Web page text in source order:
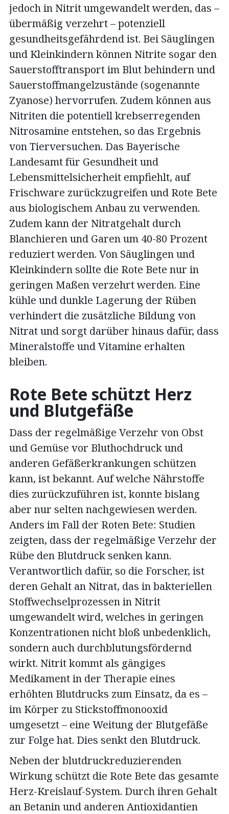
jedoch in Nitrit umgewandelt werden, das –
übermäßig verzehrt – potenziell
gesundheitsgefährdend ist. Bei Säuglingen
und Kleinkindern können Nitrite sogar den
Sauerstofftransport im Blut behindern und
Sauerstoffmangelzustände (sogenannte
Zyanose) hervorrufen. Zudem können aus
Nitriten die potentiell krebserregenden
Nitrosamine entstehen, so das Ergebnis
von Tierversuchen. Das Bayerische
Landesamt für Gesundheit und
Lebensmittelsicherheit empfiehlt, auf
Frischware zurückzugreifen und Rote Bete
aus biologischem Anbau zu verwenden.
Zudem kann der Nitratgehalt durch
Blanchieren und Garen um 40-80 Prozent
reduziert werden. Von Säuglingen und
Kleinkindern sollte die Rote Bete nur in
geringen Maßen verzehrt werden. Eine
kühle und dunkle Lagerung der Rüben
verhindert die zusätzliche Bildung von
Nitrat und sorgt darüber hinaus dafür, dass
Mineralstoffe und Vitamine erhalten
bleiben.
Rote Bete schützt Herz
und Blutgefäße
Dass der regelmäßige Verzehr von Obst
und Gemüse vor Bluthochdruck und
anderen Gefäßerkrankungen schützen
kann, ist bekannt. Auf welche Nährstoffe
dies zurückzuführen ist, konnte bislang
aber nur selten nachgewiesen werden.
Anders im Fall der Roten Bete: Studien
zeigten, dass der regelmäßige Verzehr der
Rübe den Blutdruck senken kann.
Verantwortlich dafür, so die Forscher, ist
deren Gehalt an Nitrat, das in bakteriellen
Stoffwechselprozessen in Nitrit
umgewandelt wird, welches in geringen
Konzentrationen nicht bloß unbedenklich,
sondern auch durchblutungsfördernd
wirkt. Nitrit kommt als gängiges
Medikament in der Therapie eines
erhöhten Blutdrucks zum Einsatz, da es –
im Körper zu Stickstoffmonooxid
umgesetzt – eine Weitung der Blutgefäße
zur Folge hat. Dies senkt den Blutdruck.
Neben der blutdruckreduzierenden
Wirkung schützt die Rote Bete das gesamte
Herz-Kreislauf-System. Durch ihren Gehalt
an Betanin und anderen Antioxidantien